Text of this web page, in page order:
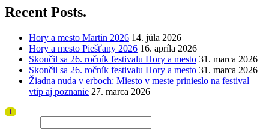
Recent Posts.
Hory a mesto Martin 2026 14. júla 2026
Hory a mesto Piešťany 2026 16. apríla 2026
Skončil sa 26. ročník festivalu Hory a mesto 31. marca 2026
Skončil sa 26. ročník festivalu Hory a mesto 31. marca 2026
Žiadna nuda v erboch: Miesto v meste prinieslo na festival
vtip aj poznanie 27. marca 2026
i